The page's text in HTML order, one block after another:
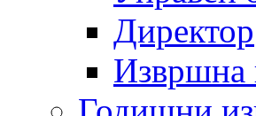
Директор
Извршна